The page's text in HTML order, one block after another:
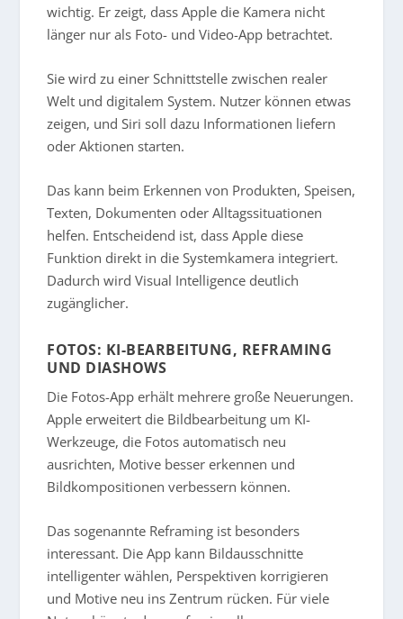
wichtig. Er zeigt, dass Apple die Kamera nicht
länger nur als Foto- und Video-App betrachtet.
Sie wird zu einer Schnittstelle zwischen realer
Welt und digitalem System. Nutzer können etwas
zeigen, und Siri soll dazu Informationen liefern
oder Aktionen starten.
Das kann beim Erkennen von Produkten, Speisen,
Texten, Dokumenten oder Alltagssituationen
helfen. Entscheidend ist, dass Apple diese
Funktion direkt in die Systemkamera integriert.
Dadurch wird Visual Intelligence deutlich
zugänglicher.
FOTOS: KI-BEARBEITUNG, REFRAMING
UND DIASHOWS
Die Fotos-App erhält mehrere große Neuerungen.
Apple erweitert die Bildbearbeitung um KI-
Werkzeuge, die Fotos automatisch neu
ausrichten, Motive besser erkennen und
Bildkompositionen verbessern können.
Das sogenannte Reframing ist besonders
interessant. Die App kann Bildausschnitte
intelligenter wählen, Perspektiven korrigieren
und Motive neu ins Zentrum rücken. Für viele